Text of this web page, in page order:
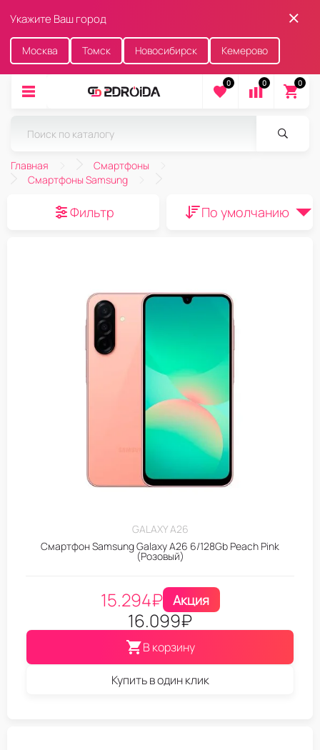
Укажите Ваш город
Москва Томск Новосибирск Кемерово
0 0 0
Главная
Смартфоны
Смартфоны Samsung
Фильтр По умолчанию
GALAXY A26
Смартфон Samsung Galaxy A26 6/128Gb Peach Pink
(Розовый)
15.294₽ Акция
16.099₽
В корзину
Купить в один клик